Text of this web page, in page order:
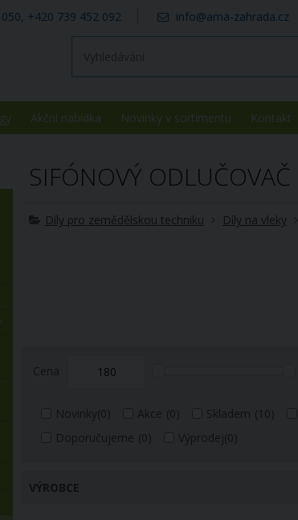
+420 739 452 092 info@ama-zahrada.cz
Akční nabídka Novinky v sortimentu Kontakt
SIFÓNOVÝ ODLUČOVAČ
Díly pro zemědělskou techniku Díly na vleky
Cena
Novinky(0) Akce (0) Skladem (10)
Doporučujeme (0) Výprodej(0)
VÝROBCE